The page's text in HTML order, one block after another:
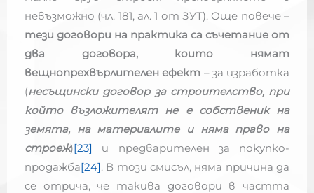
невъзможно (чл. 181, ал. 1 от ЗУТ). Още повече –
тези договори на практика са съчетание от
два договора, които нямат
вещнопрехвърлителен ефект – за изработка
(несъщински договор за строителство, при
който възложителят не е собственик на
земята, на материалите и няма право на
строеж)[23]
и предварителен за покупко-
продажба[24]. В този смисъл, няма причина да
се отрича, че такива договори в частта